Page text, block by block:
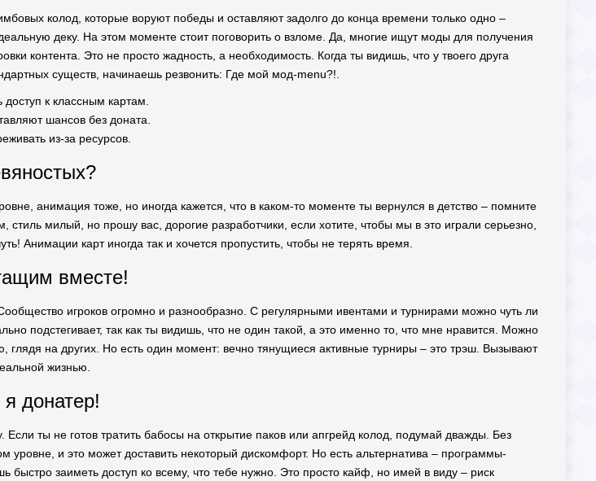
колод, которые воруют победы и оставляют задолго до конца времени только одно –
деку. На этом моменте стоит поговорить о взломе. Да, многие ищут моды для получения
контента. Это не просто жадность, а необходимость. Когда ты видишь, что у твоего друга
существ, начинаешь резвонить: Где мой мод-menu?!.
к классным картам.
шансов без доната.
из-за ресурсов.
анимация тоже, но иногда кажется, что в каком-то моменте ты вернулся в детство – помните
милый, но прошу вас, дорогие разработчики, если хотите, чтобы мы в это играли серьезно,
Анимации карт иногда так и хочется пропустить, чтобы не терять время.
вместе!
игроков огромно и разнообразно. С регулярными ивентами и турнирами можно чуть ли
подстегивает, так как ты видишь, что не один такой, а это именно то, что мне нравится. Можно
глядя на других. Но есть один момент: вечно тянущиеся активные турниры – это трэш. Вызывают
жизнью.
донатер!
ты не готов тратить бабосы на открытие паков или апгрейд колод, подумай дважды. Без
уровне, и это может доставить некоторый дискомфорт. Но есть альтернатива – программы-
быстро заиметь доступ ко всему, что тебе нужно. Это просто кайф, но имей в виду – риск